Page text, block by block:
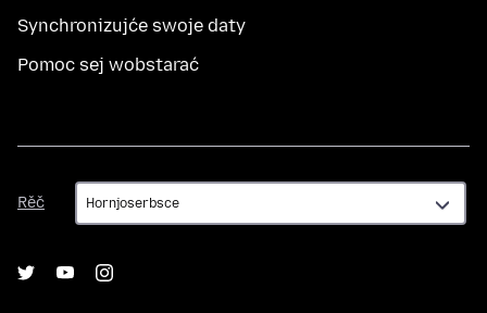
Synchronizujće swoje daty
Pomoc sej wobstarać
Rěč
Rěč